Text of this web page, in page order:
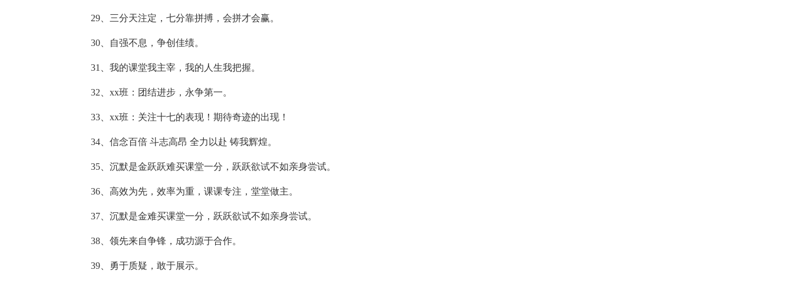
29、三分天注定，七分靠拼搏，会拼才会赢。
30、自强不息，争创佳绩。
31、我的课堂我主宰，我的人生我把握。
32、xx班：团结进步，永争第一。
33、xx班：关注十七的表现！期待奇迹的出现！
34、信念百倍 斗志高昂 全力以赴 铸我辉煌。
35、沉默是金跃跃难买课堂一分，跃跃欲试不如亲身尝试。
36、高效为先，效率为重，课课专注，堂堂做主。
37、沉默是金难买课堂一分，跃跃欲试不如亲身尝试。
38、领先来自争锋，成功源于合作。
39、勇于质疑，敢于展示。